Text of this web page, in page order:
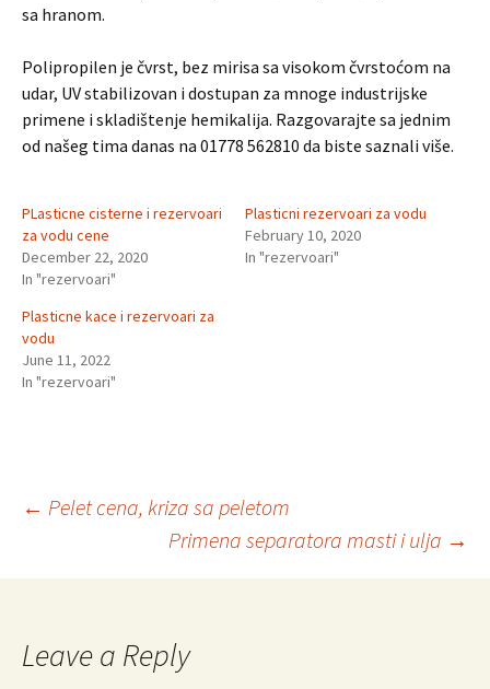
sa hranom.
Polipropilen je čvrst, bez mirisa sa visokom čvrstoćom na
udar, UV stabilizovan i dostupan za mnoge industrijske
primene i skladištenje hemikalija. Razgovarajte sa jednim
od našeg tima danas na 01778 562810 da biste saznali više.
PLasticne cisterne i rezervoari
za vodu cene
December 22, 2020
In "rezervoari"
Plasticni rezervoari za vodu
February 10, 2020
In "rezervoari"
Plasticne kace i rezervoari za
vodu
June 11, 2022
In "rezervoari"
Post
navigation
← Pelet cena, kriza sa peletom
Primena separatora masti i ulja →
Leave a Reply